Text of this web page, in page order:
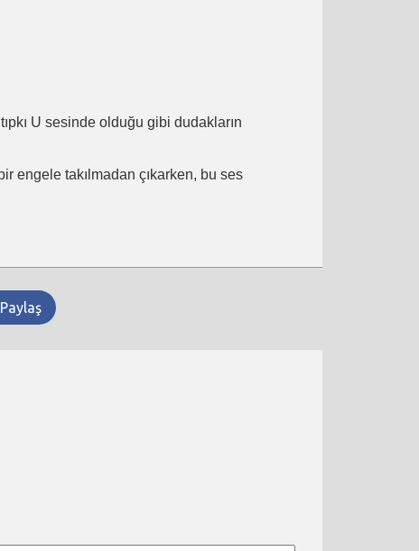
U sesinde olduğu gibi dudakların
engele takılmadan çıkarken, bu ses